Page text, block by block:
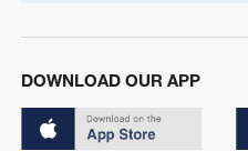
DOWNLOAD OUR APP